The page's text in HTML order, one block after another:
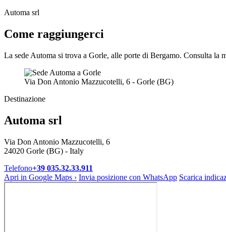
Automa srl
Come raggiungerci
La sede Automa si trova a Gorle, alle porte di Bergamo. Consulta la
Via Don Antonio Mazzucotelli, 6 - Gorle (BG)
Destinazione
Automa srl
Via Don Antonio Mazzucotelli, 6
24020 Gorle (BG) - Italy
Telefono+39 035.32.33.911
Apri in Google Maps › Invia posizione con WhatsApp Scarica